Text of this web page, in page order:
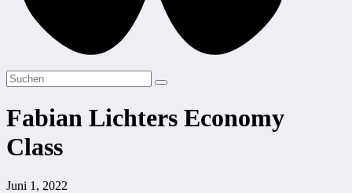
Fabian Lichters Economy
Class
Juni 1, 2022